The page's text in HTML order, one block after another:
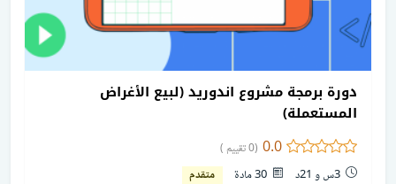
دورة برمجة مشروع اندوريد (لبيع الأغراض
المستعملة)
0.0 (0 تقييم )
3س و 21د 30 مادة متقدم